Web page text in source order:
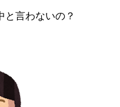
と言わないの？